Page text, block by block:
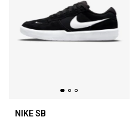
NIKE SB